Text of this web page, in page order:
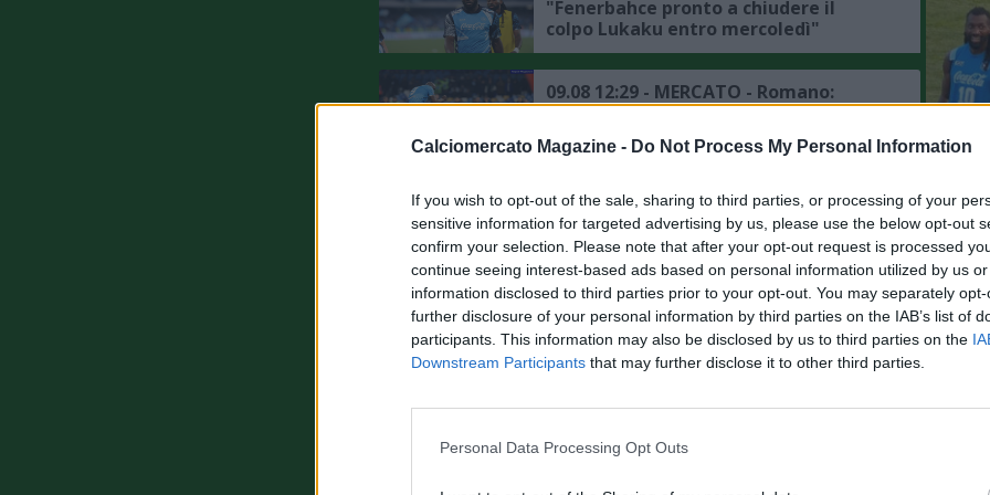
Calciomercato Magazine - Do Not Process My Personal Information
If you wish to opt-out of the sale, sharing to third parties, or processing of your
sensitive information for targeted advertising by us, please use the below opt-out
confirm your selection. Please note that after your opt-out request is processed
continue seeing interest-based ads based on personal information utilized by us
information disclosed to third parties prior to your opt-out. You may separately
further disclosure of your personal information by third parties on the IAB’s list of
participants. This information may also be disclosed by us to third parties on the
Downstream Participants that may further disclose it to other third parties.
Personal Data Processing Opt Outs
"Fenerbahce pronto a chiudere il
colpo Lukaku entro mercoledì"
09.08 12:29 - MERCATO - Romano:
"Fenerbahce, Lukaku sempre più
vicino, inviata una nuova proposta al
Napoli, accordo in dirittura d'arrivo"
09.08 07:34 - GAZZETTA - Napoli,
mercato in difesa: può sbloccarsi
l'operazione Badiashile, le ultime
08.08 23:46 - MERCATO - Schira:
"Napoli, trattative in corso per il
rinnovo di Anguissa, negoziati
positivi"
08.08 19:16 - MERCATO - Romano:
al Feberbahce dopo aver parlato col
del
DAY